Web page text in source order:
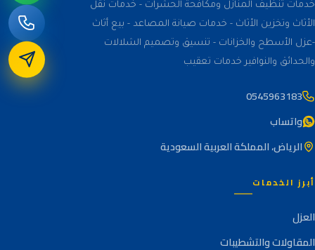
خدمات تنظيف المنازل ومكافحة الحشرات - خدمات نقل
الأثاث وتخزين الأثاث - خدمات صيانة المصاعد - بيع أثاث
-عزل الأسطح والخزانات - تنسيق وتصميم الشلالات
والحدائق والنوافير خدمات تعقيب
0545963183
واتساب
الرياض، المملكة العربية السعودية
أبرز الخدمات
العزل
المقاولات والتشطيبات